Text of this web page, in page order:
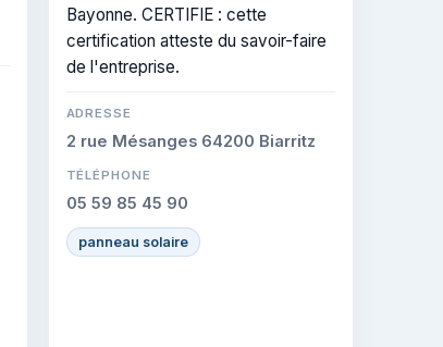
Bayonne. CERTIFIE : cette
certification atteste du savoir-faire
de l'entreprise.
ADRESSE
2 rue Mésanges 64200 Biarritz
TÉLÉPHONE
05 59 85 45 90
panneau solaire